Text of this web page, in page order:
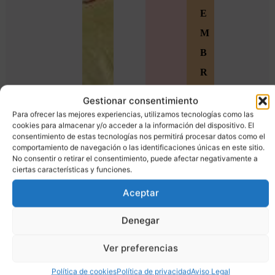
Gestionar consentimiento
Para ofrecer las mejores experiencias, utilizamos tecnologías como las
cookies para almacenar y/o acceder a la información del dispositivo. El
consentimiento de estas tecnologías nos permitirá procesar datos como el
comportamiento de navegación o las identificaciones únicas en este sitio.
No consentir o retirar el consentimiento, puede afectar negativamente a
ciertas características y funciones.
Aceptar
Denegar
Ver preferencias
Política de cookiesPolítica de privacidadAviso Legal
E
M
B
R
S
Ú
n
e
a